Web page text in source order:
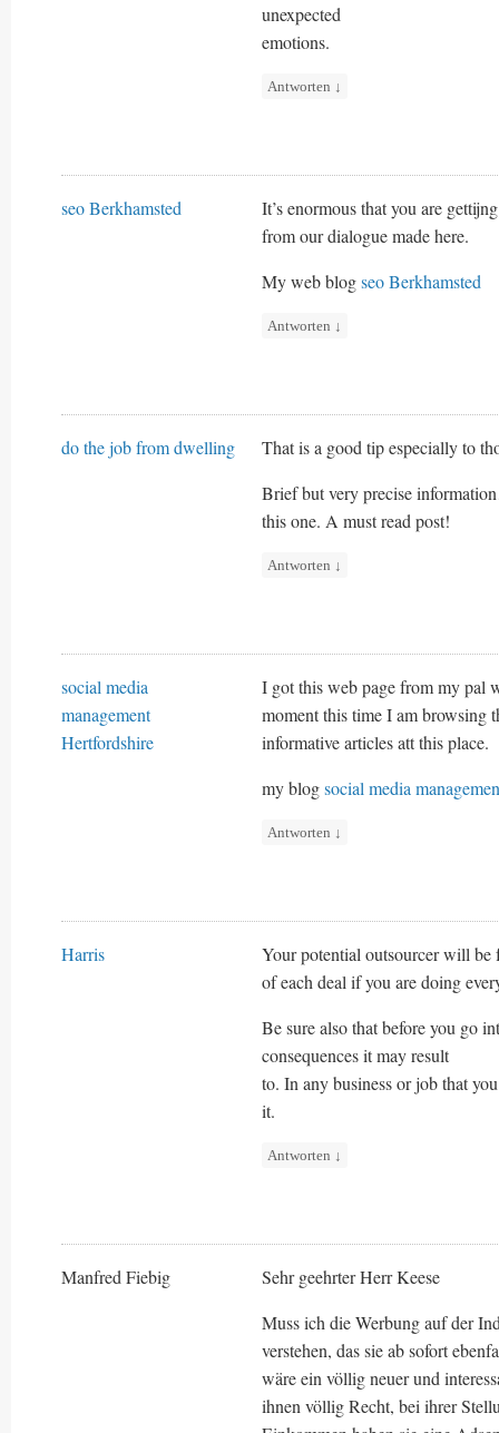
unexpected
emotions.
Antworten ↓
seo Berkhamsted
It’s enormous that you are
from our dialogue made here.
My web blogseo Berkhamsted
Antworten ↓
do the job from dwelling
That is a good tip especially to
Brief but very precise
this one. A must read post!
Antworten ↓
social media
management
Hertfordshire
I got this web page from my pal
moment this time I am browsing
informative articles att this place.
my blogsocial media
Antworten ↓
Harris
Your potential outsourcer will
of each deal if you are doing
Be sure also that before you go
consequences it may result
to. In any business or job that
it.
Antworten ↓
Manfred Fiebig
Sehr geehrter Herr Keese
Muss ich die Werbung auf der
verstehen, das sie ab sofort
wäre ein völlig neuer und
ihnen völlig Recht, bei ihrer